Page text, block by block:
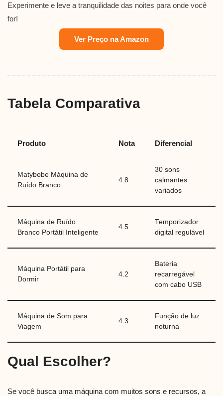
Experimente e leve a tranquilidade das noites para onde você
for!
Ver Preço na Amazon
Tabela Comparativa
Produto Nota Diferencial
Matybobe Máquina de
Ruído Branco
4.8
30 sons
calmantes
variados
Máquina de Ruído
Branco Portátil Inteligente
4.5
Temporizador
digital regulável
Máquina Portátil para
Dormir
4.2
Bateria
recarregável
com cabo USB
Máquina de Som para
Viagem
4.3
Função de luz
noturna
Qual Escolher?
Se você busca uma máquina com muitos sons e recursos, a